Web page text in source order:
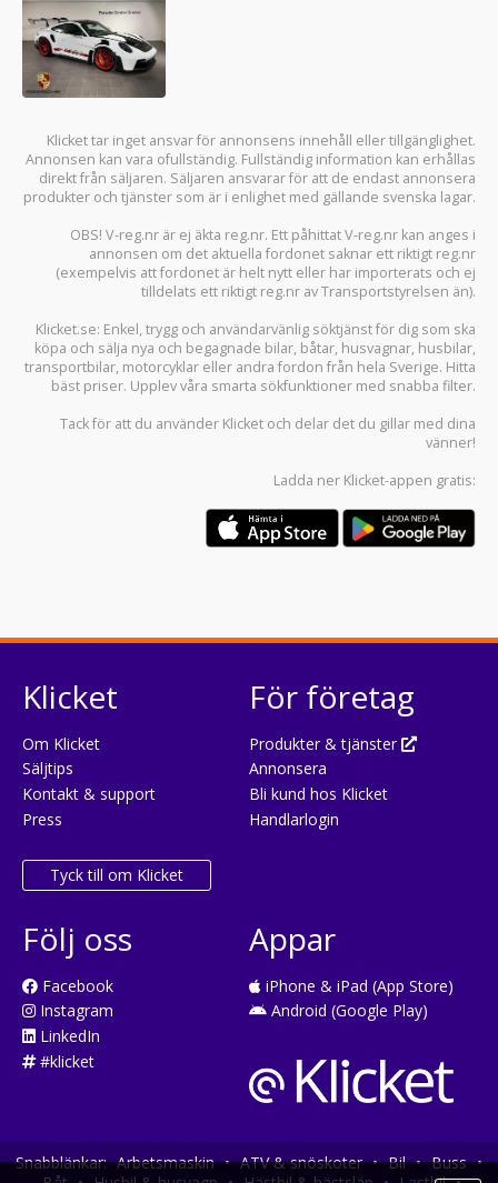
Klicket tar inget ansvar för annonsens innehåll eller tillgänglighet.
Annonsen kan vara ofullständig. Fullständig information kan erhållas
direkt från säljaren. Säljaren ansvarar för att de endast annonsera
produkter och tjänster som är i enlighet med gällande svenska lagar.
OBS! V-reg.nr är ej äkta reg.nr. Ett påhittat V-reg.nr kan anges i
annonsen om det aktuella fordonet saknar ett riktigt reg.nr
(exempelvis att fordonet är helt nytt eller har importerats och ej
tilldelats ett riktigt reg.nr av Transportstyrelsen än).
Klicket.se: Enkel, trygg och användarvänlig söktjänst för dig som ska
köpa och sälja nya och begagnade bilar, båtar, husvagnar, husbilar,
transportbilar, motorcyklar eller andra fordon från hela Sverige. Hitta
bäst priser. Upplev våra smarta sökfunktioner med snabba filter.
Tack för att du använder Klicket och delar det du gillar med dina
vänner!
Ladda ner Klicket-appen gratis:
Klicket
Om Klicket
Säljtips
Kontakt & support
Press
Tyck till om Klicket
För företag
Produkter & tjänster
Annonsera
Bli kund hos Klicket
Handlarlogin
Följ oss
Facebook
Instagram
LinkedIn
#klicket
Appar
iPhone & iPad (App Store)
Android (Google Play)
Snabblänkar: Arbetsmaskin • ATV & snöskoter • Bil • Buss •